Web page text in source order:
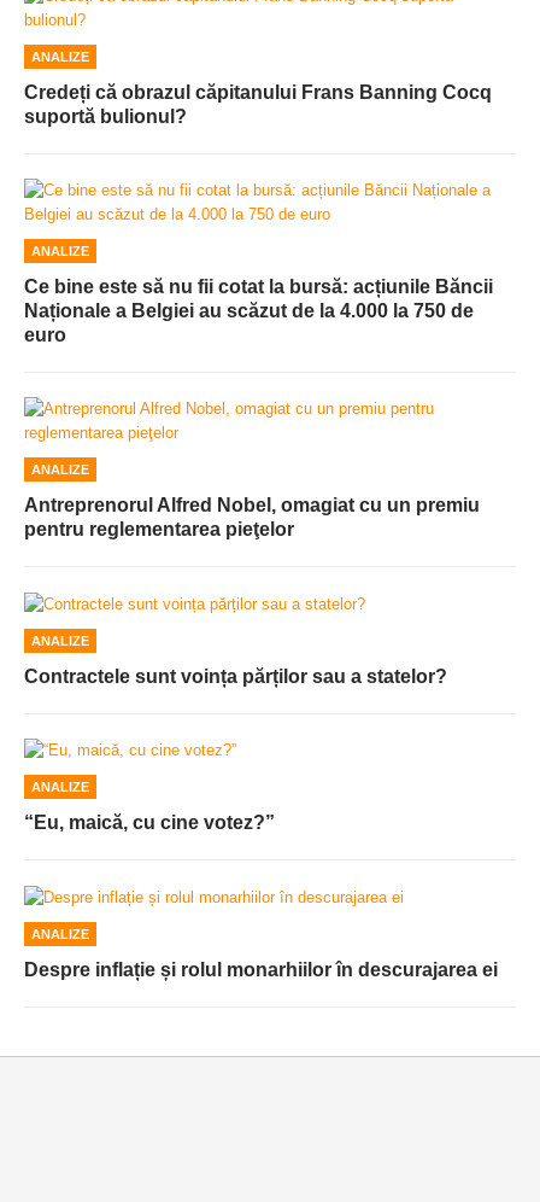
ANALIZE
Credeți că obrazul căpitanului Frans Banning Cocq
suportă bulionul?
ANALIZE
Ce bine este să nu fii cotat la bursă: acțiunile Băncii
Naționale a Belgiei au scăzut de la 4.000 la 750 de
euro
ANALIZE
Antreprenorul Alfred Nobel, omagiat cu un premiu
pentru reglementarea pieţelor
ANALIZE
Contractele sunt voința părților sau a statelor?
ANALIZE
“Eu, maică, cu cine votez?”
ANALIZE
Despre inflație și rolul monarhiilor în descurajarea ei